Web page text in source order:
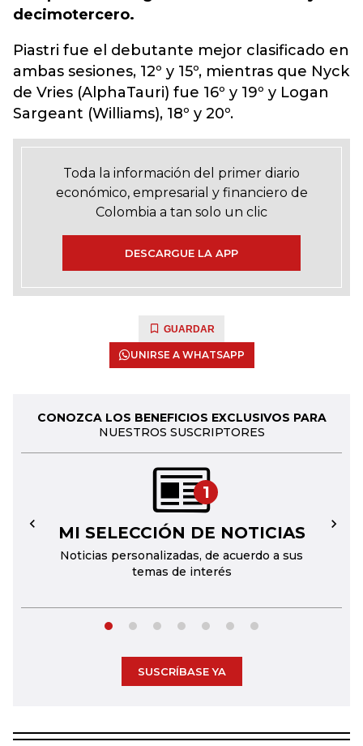
decimotercero.
Piastri fue el debutante mejor clasificado en
ambas sesiones, 12º y 15º, mientras que Nyck
de Vries (AlphaTauri) fue 16º y 19º y Logan
Sargeant (Williams), 18º y 20º.
Toda la información del primer diario
económico, empresarial y financiero de
Colombia a tan solo un clic
DESCARGUE LA APP
GUARDAR
UNIRSE A WHATSAPP
CONOZCA LOS BENEFICIOS EXCLUSIVOS PARA
NUESTROS SUSCRIPTORES
1
MI SELECCIÓN DE NOTICIAS
Noticias personalizadas, de acuerdo a sus
temas de interés
← →
SUSCRÍBASE YA